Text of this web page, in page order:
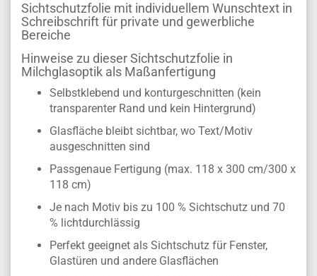
Sichtschutzfolie mit individuellem Wunschtext in
Schreibschrift für private und gewerbliche
Bereiche
Hinweise zu dieser Sichtschutzfolie in
Milchglasoptik als Maßanfertigung
Selbstklebend und konturgeschnitten (kein
transparenter Rand und kein Hintergrund)
Glasfläche bleibt sichtbar, wo Text/Motiv
ausgeschnitten sind
Passgenaue Fertigung (max. 118 x 300 cm/300 x
118 cm)
Je nach Motiv bis zu 100 % Sichtschutz und 70
% lichtdurchlässig
Perfekt geeignet als Sichtschutz für Fenster,
Glastüren und andere Glasflächen